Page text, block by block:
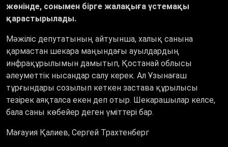
жөнінде, сонымен бірге жалақыға үстемақы
қарастырылады.
Мәжіліс депутатының айтуынша, халық санына
қармастан шекара маңындағы ауылдардың
инфрақұрылымын дамытып, Қостанай облысы
әлеуметтік нысандар салу керек. Ал Ұзынағаш
тұрғындары созылып кеткен застава құрылысы
тезірек аяқталса екен деп отыр. Шекарашылар келсе,
бала саны көбейер деген үміттері бар.
Мағауия Қалиев, Сергей Трахтенберг